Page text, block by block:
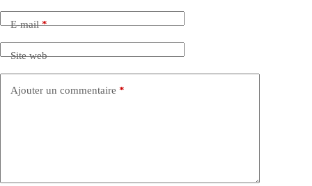
E-mail*
Site web
Ajouter un commentaire *